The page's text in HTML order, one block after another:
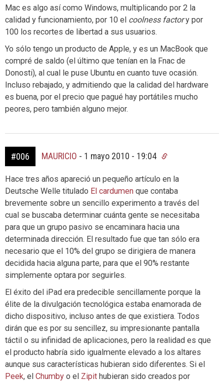
Mac es algo así como Windows, multiplicando por 2 la
calidad y funcionamiento, por 10 el coolness factory por
100 los recortes de libertad a sus usuarios.
Yo sólo tengo un producto de Apple, y es un MacBook que
compré de saldo (el último que tenían en la Fnac de
Donosti), al cual le puse Ubuntu en cuanto tuve ocasión.
Incluso rebajado, y admitiendo que la calidad del hardware
es buena, por el precio que pagué hay portátiles mucho
peores, pero también alguno mejor.
#006 MAURICIO - 1 mayo 2010 - 19:04
Hace tres años apareció un pequeño artículo en la
Deutsche Welle titulado El cardumen que contaba
brevemente sobre un sencillo experimento a través del
cual se buscaba determinar cuánta gente se necesitaba
para que un grupo pasivo se encaminara hacia una
determinada dirección. El resultado fue que tan sólo era
necesario que el 10% del grupo se dirigiera de manera
decidida hacia alguna parte, para que el 90% restante
simplemente optara por seguirles.
El éxito del iPad era predecible sencillamente porque la
élite de la divulgación tecnológica estaba enamorada de
dicho dispositivo, incluso antes de que existiera. Todos
dirán que es por su sencillez, su impresionante pantalla
táctil o su infinidad de aplicaciones, pero la realidad es que
el producto habría sido igualmente elevado a los altares
aunque sus características hubieran sido diferentes. Si el
Peek, el Chumby o el Zipit hubieran sido creados por